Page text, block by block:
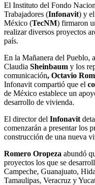
El Instituto del Fondo
Trabajadores (Infonavit) y
México (TecNM) firmaron
realizar diversos proyectos
país.
En la Mañanera del Pueblo,
Claudia Sheinbaum y los
comunicación, Octavio
Infonavit compartió que el
de México establece un
desarrollo de vivienda.
El director del Infonavit
comenzarán a presentar los
construcción de una nueva
Romero Oropeza abundó
proyectos los que se
Campeche, Guanajuato,
Tamaulipas, Veracruz y